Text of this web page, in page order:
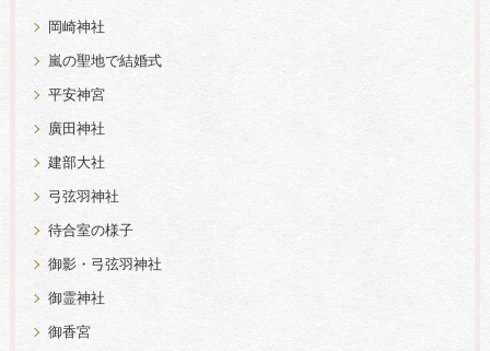
岡崎神社
嵐の聖地で結婚式
平安神宮
廣田神社
建部大社
弓弦羽神社
待合室の様子
御影・弓弦羽神社
御霊神社
御香宮